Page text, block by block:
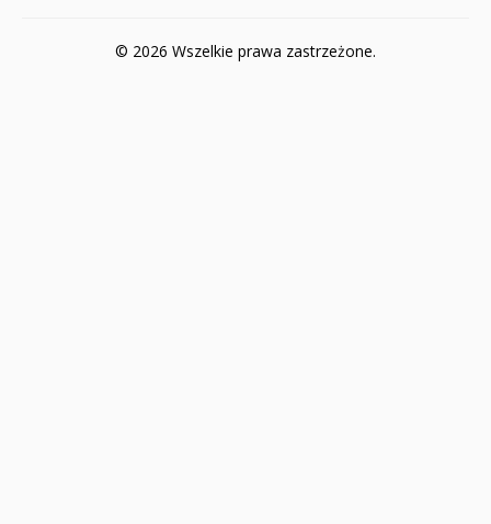
© 2026 Wszelkie prawa zastrzeżone.